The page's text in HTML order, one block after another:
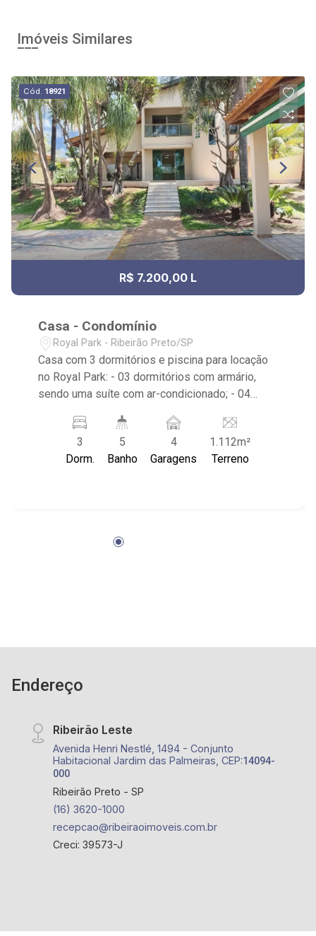
Imóveis Similares
Cód. 18921
R$ 7.200,00 L
Casa - Condomínio
Royal Park - Ribeirão Preto/SP
Casa com 3 dormitórios e piscina para locação
no Royal Park: - 03 dormitórios com armário,
sendo uma suíte com ar-condicionado; - 04
- Living dois ambientes; - Ventilador de teto na
casa; - Cozinha planejada; - Despensa; - Área de
Serviço com banheiro; - Quintal gramado; -
poliesportiva, campo de futebol e playground; -
3
Dorm.
5
Banho
4
Garagens
1.112m²
Terreno
Endereço
Ribeirão Leste
Avenida Henri Nestlé, 1494 - Conjunto
Habitacional Jardim das Palmeiras, CEP:14094-
000
Ribeirão Preto - SP
(16) 3620-1000
recepcao@ribeiraoimoveis.com.br
Creci: 39573-J